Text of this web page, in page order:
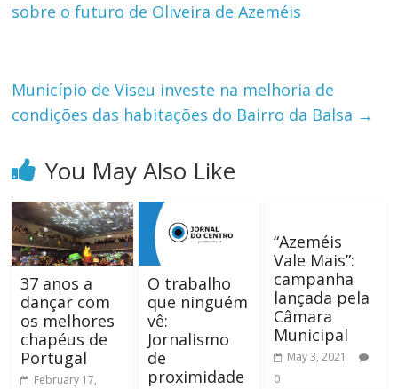
sobre o futuro de Oliveira de Azeméis
Município de Viseu investe na melhoria de
condições das habitações do Bairro da Balsa →
You May Also Like
37 anos a
dançar com
os melhores
chapéus de
Portugal
February 17,
O trabalho
que ninguém
vê:
Jornalismo
de
proximidade
“Azeméis
Vale Mais”:
campanha
lançada pela
Câmara
Municipal
May 3, 2021
0